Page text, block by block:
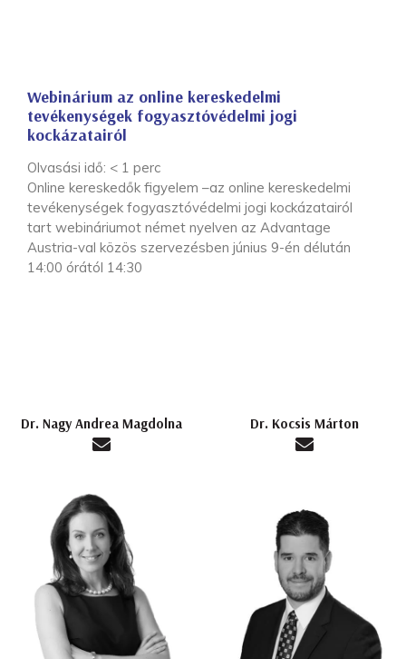
Webinárium az online kereskedelmi
tevékenységek fogyasztóvédelmi jogi
kockázatairól
Olvasási idő: < 1 perc
Online kereskedők figyelem –az online kereskedelmi
tevékenységek fogyasztóvédelmi jogi kockázatairól
tart webináriumot német nyelven az Advantage
Austria-val közös szervezésben június 9-én délután
14:00 órától 14:30
Dr. Nagy Andrea Magdolna Dr. Kocsis Márton